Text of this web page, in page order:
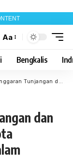
Font
Aa
Bengkalis
Anggota DPRD Kota Pekanbaru Tertuang Didalam Permendagri
dan